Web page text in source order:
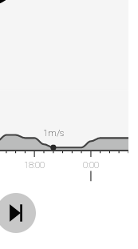
18:00 0:00
1m/s